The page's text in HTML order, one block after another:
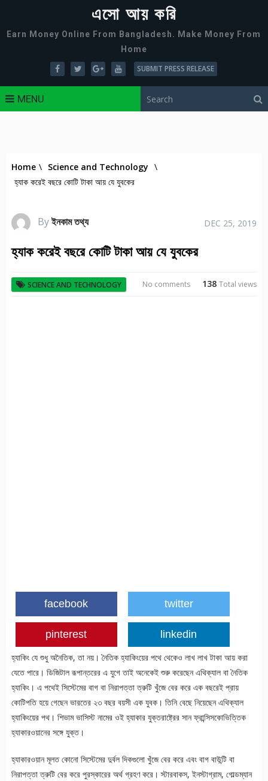
এসো আয় করি
Earn Money Online From Bangladesh. Make Money From
Home
SUBMIT PRESS RELEASE
MENU
Home \ Science and Technology \
হ্যাক করেই বছরে কোটি টাকা আয় যে যুবকের
Byইনকাম তথ্য DEC 25, 2019
হ্যাক করেই বছরে কোটি টাকা আয় যে যুবকের
SCIENCE AND TECHNOLOGY 138Total views
No comments
facebook twitter
pinterest linkedin
হ্যাকিং যে শুধু অনৈতিক, তা নয়। নৈতিক হ্যাকিংয়ের পথে থেকেও লাখ লাখ টাকা আয় করা
যেতে পারে। ডিজিটাল রূপান্তরের এ যুগে তাই অনেকেই শুরু করেছেন এথিক্যাল বা নৈতিক
হ্যাকিং। এ পথেই সিস্টেমের বাগ বা নিরাপত্তা ত্রুটি খুঁজে বের করে এক বছরেই প্রায়
কোটিপতি হয়ে গেছেন ভারতের ২৩ বছর বয়সী এক যুবক। তিনি বেছে নিয়েছেন এথিক্যাল
হ্যাকিংয়ের পথ। শিভাম ভাসিস্ট নামের ওই হ্যাকার যুক্তরাষ্ট্রের সান ফ্রান্সিসকোভিত্তিক
হ্যাকারওয়ানের সঙ্গে যুক্ত।
হ্যাকারওয়ান মূলত কোনো সিস্টেমের দুর্বল দিকগুলো খুঁজে বের করে এবং বাগ বাউন্টি বা
নিরাপত্তা ত্রুটি বের করে পুরস্কারের অর্থ গ্রহণ করে। স্টারবাকস, ইনস্টাগ্রাম, গোল্ডম্যান